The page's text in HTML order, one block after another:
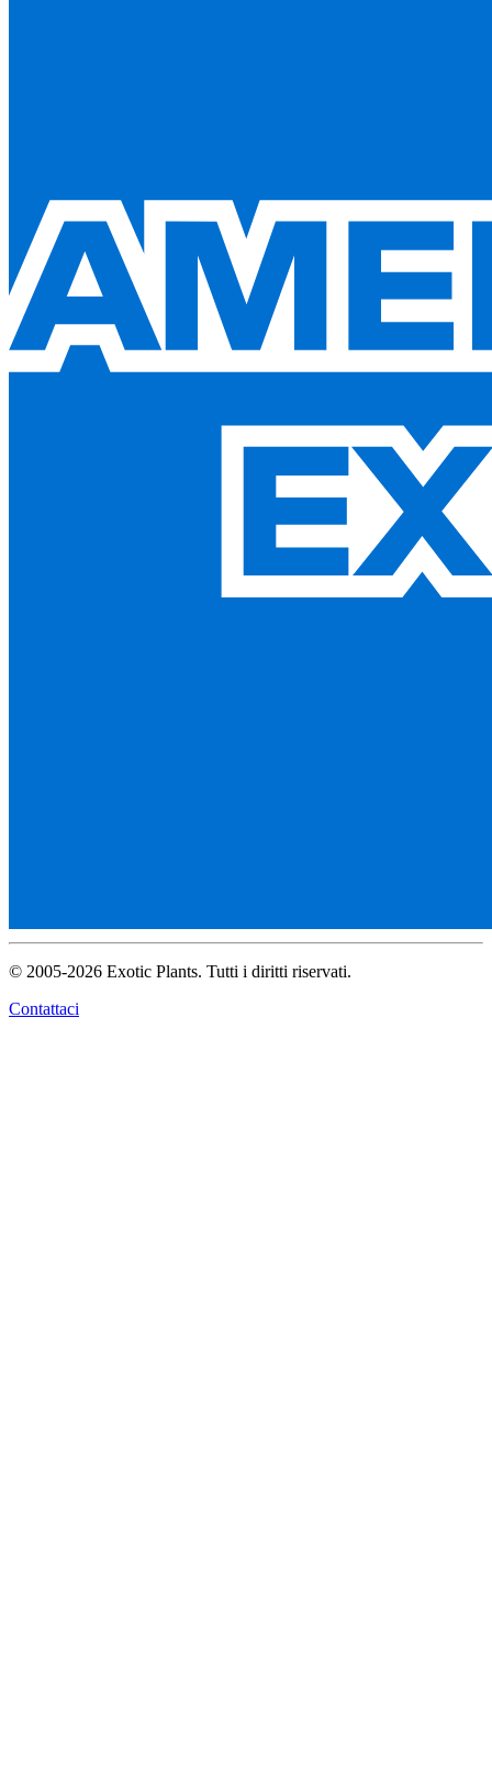
© 2005-2026 Exotic Plants. Tutti i diritti riservati.
Contattaci